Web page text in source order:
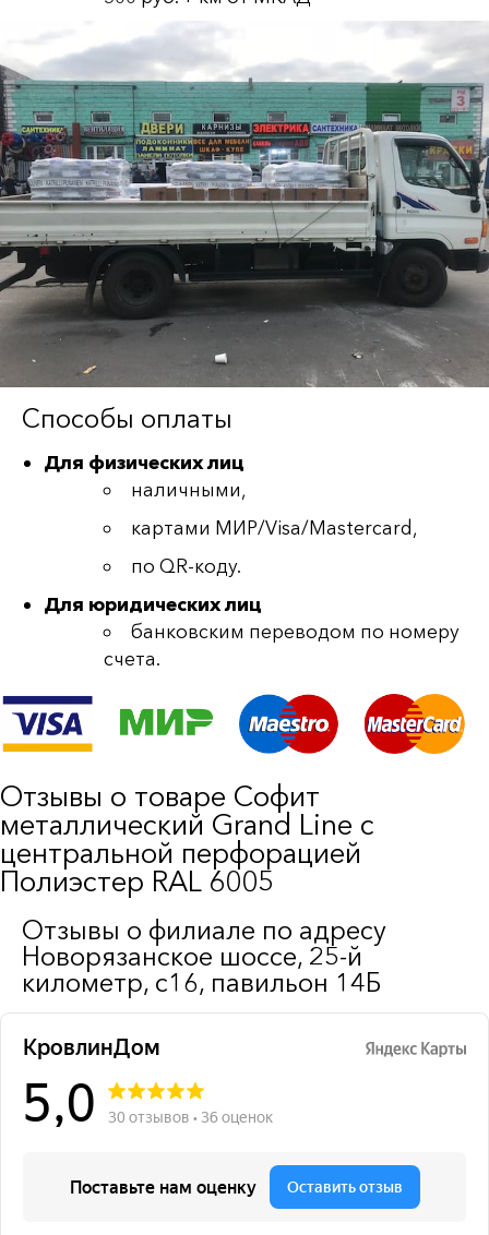
Способы оплаты
Для физических лиц
наличными,
картами МИР/Visa/Mastercard,
по QR-коду.
Для юридических лиц
банковским переводом по номеру
счета.
Отзывы о товаре Софит
металлический Grand Line c
центральной перфорацией
Полиэстер RAL 6005
Отзывы о филиале по адресу
Новорязанское шоссе, 25-й
километр, с16, павильон 14Б